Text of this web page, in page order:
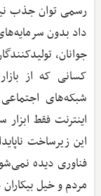
رسمی توان جذب
داد بدون
جوانان،
کسانی که از
شبکه‌های
اینترنت فقط
این زیرساخت
فناوری دیده
مردم و خیل